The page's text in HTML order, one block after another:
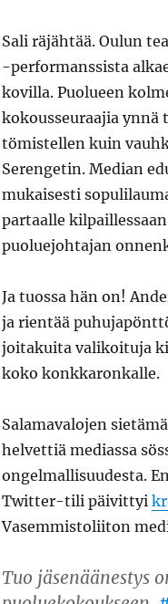
Sali räjähtää. Oulun
-performanssista
kovilla. Puolueen
kokousseuraajia
tömistellen kuin
Serengetin. Median
mukaisesti
partaalle
puoluejohtajan
Ja tuossa hän on!
ja rientää
joitakuita valikoituja
koko konkkaronkalle.
Salamavalojen
helvettiä mediassa
ongelmallisuudesta.
Twitter-tili päivittyi
Vasemmistoliiton
Tuo jäsenäänestys